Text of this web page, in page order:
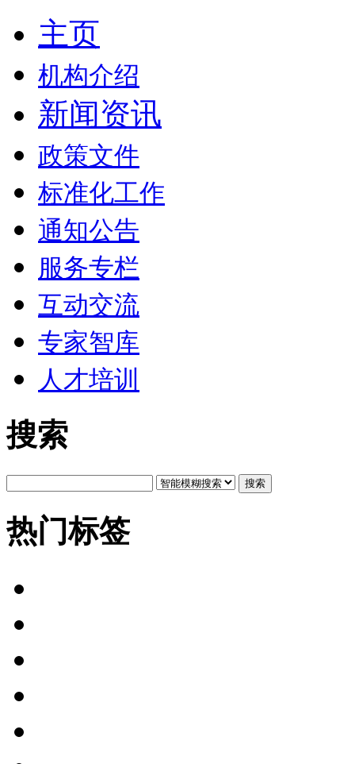
主页
机构介绍
新闻资讯
政策文件
标准化工作
通知公告
服务专栏
互动交流
专家智库
人才培训
搜索
搜索
热门标签